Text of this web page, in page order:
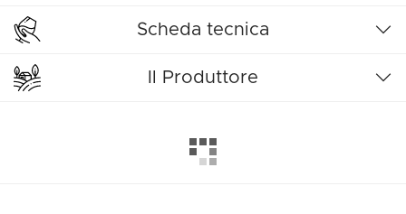
Scheda tecnica
Il Produttore